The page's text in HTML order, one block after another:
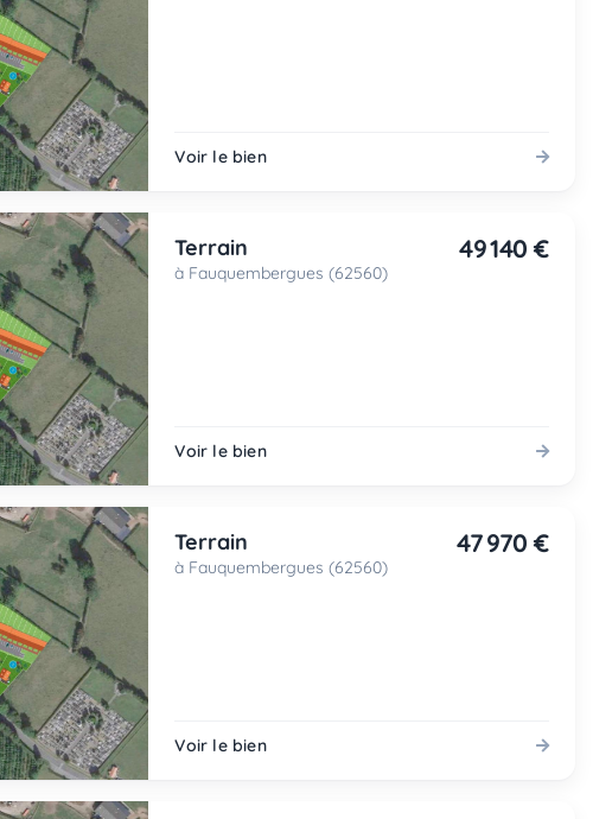
Voir le bien
Terrain
à Fauquembergues (62560)
49 140 €
Voir le bien
Terrain
à Fauquembergues (62560)
47 970 €
Voir le bien